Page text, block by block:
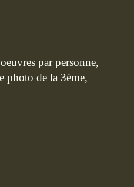
par personne,
photo de la 3ème,